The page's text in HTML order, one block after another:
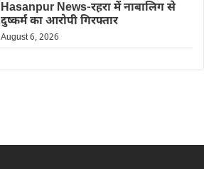
Hasanpur News-रहरा में नाबालिग से
दुष्कर्म का आरोपी गिरफ्तार
August 6, 2026